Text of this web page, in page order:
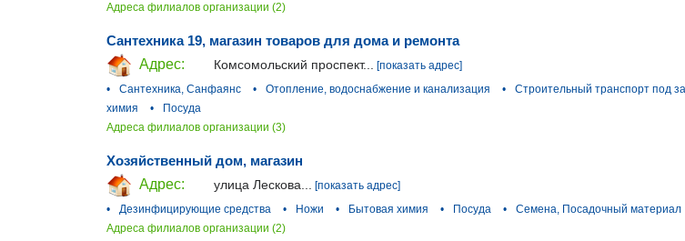
Адреса филиалов организации (2)
Сантехника 19, магазин товаров для дома и ремонта
Адрес:
Комсомольский проспект...
[показать адрес]
•
Сантехника, Санфаянс • Отопление, водоснабжение и канализация • Строительный транспорт под
химия
•
Посуда
Адреса филиалов организации (3)
Хозяйственный дом, магазин
Адрес:
улица Лескова...
[показать адрес]
•
Дезинфицирующие средства • Ножи • Бытовая химия • Посуда •
Семена, Посадочный материал
Адреса филиалов организации (2)